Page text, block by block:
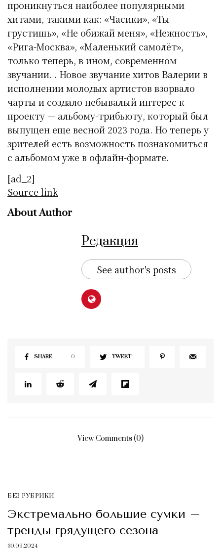
проникнуться наиболее популярными
хитами, такими как: «Часики», «Ты
грустишь», «Не обижай меня», «Нежность»,
«Рига-Москва», «Маленький самолёт»,
только теперь, в ином, современном
звучании. . Новое звучание хитов Валерии в
исполнении молодых артистов взорвало
чарты и создало небывалый интерес к
проекту — альбому-трибьюту, который был
выпущен еще весной 2023 года. Но теперь у
зрителей есть возможность познакомиться
с альбомом уже в офлайн-формате.
[ad_2]
Source link
About Author
Редакция
See author's posts
SHARE 0 TWEET
View Comments (0)
БЕЗ РУБРИКИ
Экстремально большие сумки –
тренды грядущего сезона
30.09.2024